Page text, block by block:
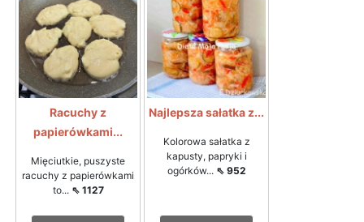
Racuchy z
papierówkami...
Mięciutkie, puszyste
racuchy z papierówkami
to... ⇖ 1127
Najlepsza sałatka z...
Kolorowa sałatka z
kapusty, papryki i
ogórków... ⇖ 952